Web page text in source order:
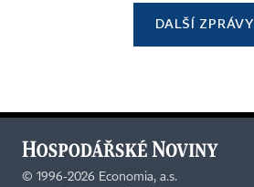
DALŠÍ ZPRÁVY
© 1996-2026 Economia, a.s.